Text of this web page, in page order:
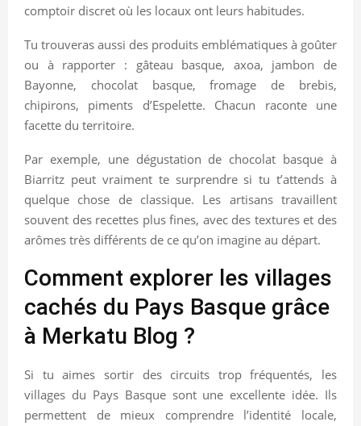
comptoir discret où les locaux ont leurs habitudes.
Tu trouveras aussi des produits emblématiques à goûter
ou à rapporter : gâteau basque, axoa, jambon de
Bayonne, chocolat basque, fromage de brebis,
chipirons, piments d’Espelette. Chacun raconte une
facette du territoire.
Par exemple, une dégustation de chocolat basque à
Biarritz peut vraiment te surprendre si tu t’attends à
quelque chose de classique. Les artisans travaillent
souvent des recettes plus fines, avec des textures et des
arômes très différents de ce qu’on imagine au départ.
Comment explorer les villages
cachés du Pays Basque grâce
à Merkatu Blog ?
Si tu aimes sortir des circuits trop fréquentés, les
villages du Pays Basque sont une excellente idée. Ils
permettent de mieux comprendre l’identité locale,